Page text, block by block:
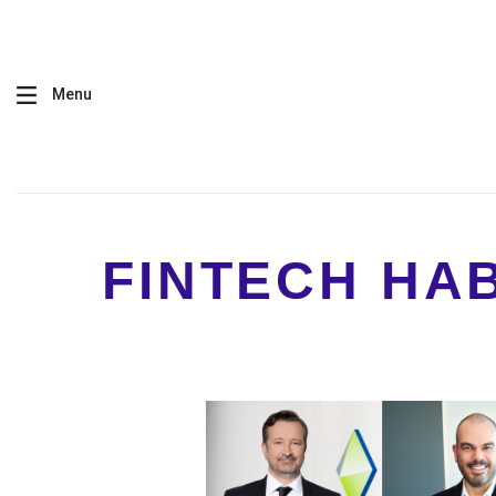
Menu
FINTECH